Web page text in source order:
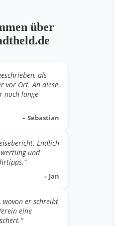
über
als
vor Ort. An diese
noch lange
– Sebastian
Endlich
und
– Jan
wovon er schreibt
eine